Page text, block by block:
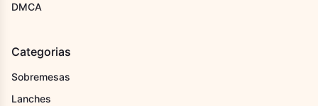
DMCA
Categorias
Sobremesas
Lanches